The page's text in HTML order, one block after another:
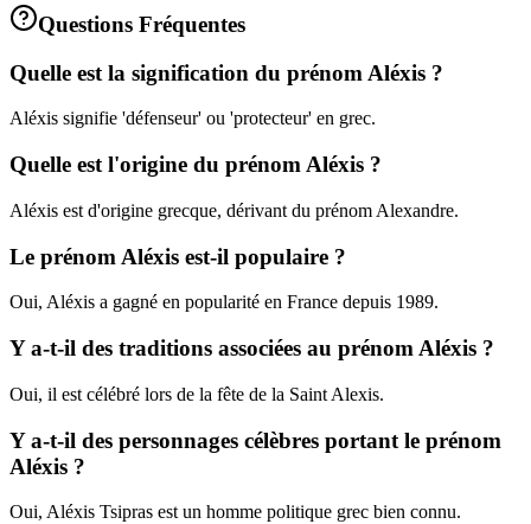
Questions Fréquentes
Quelle est la signification du prénom Aléxis ?
Aléxis signifie 'défenseur' ou 'protecteur' en grec.
Quelle est l'origine du prénom Aléxis ?
Aléxis est d'origine grecque, dérivant du prénom Alexandre.
Le prénom Aléxis est-il populaire ?
Oui, Aléxis a gagné en popularité en France depuis 1989.
Y a-t-il des traditions associées au prénom Aléxis ?
Oui, il est célébré lors de la fête de la Saint Alexis.
Y a-t-il des personnages célèbres portant le prénom
Aléxis ?
Oui, Aléxis Tsipras est un homme politique grec bien connu.